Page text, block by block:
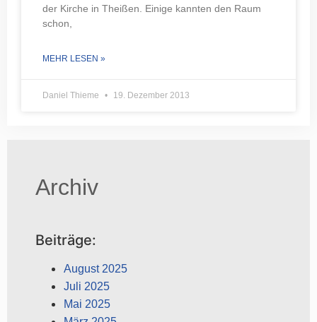
der Kirche in Theißen. Einige kannten den Raum
schon,
MEHR LESEN »
Daniel Thieme 19. Dezember 2013
Archiv
Beiträge:
August 2025
Juli 2025
Mai 2025